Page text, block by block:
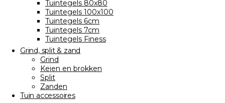
Tuintegels 80x80
Tuintegels 100x100
Tuintegels 6cm
Tuintegels 7cm
Tuintegels Finess
Grind, split & zand
Grind
Keien en brokken
Split
Zanden
Tuin accessoires